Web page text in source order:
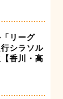
リーグ
シラソル
香川・高